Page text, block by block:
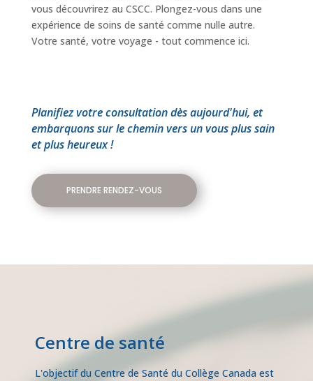
vous découvrirez au CSCC. Plongez-vous dans une
expérience de soins de santé comme nulle autre.
Votre santé, votre voyage - tout commence ici.
Planifiez votre consultation dès aujourd'hui, et
embarquons sur le chemin vers un vous plus sain
et plus heureux !
PRENDRE RENDEZ-VOUS
Centre de santé
L'objectif du Centre de Santé du Collège Canada est